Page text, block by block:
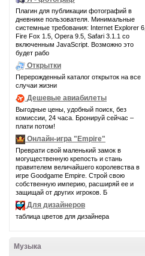
Плагин для публикации фотографий в
дневнике пользователя. Минимальные
системные требования: Internet Explorer 6,
Fire Fox 1.5, Opera 9.5, Safari 3.1.1 со
включенным JavaScript. Возможно это
будет рабо
Открытки
Перерожденный каталог открыток на все
случаи жизни
Дешевые авиабилеты
Выгодные цены, удобный поиск, без
комиссии, 24 часа. Бронируй сейчас –
плати потом!
Онлайн-игра "Empire"
Преврати свой маленький замок в
могущественную крепость и стань
правителем величайшего королевства в
игре Goodgame Empire. Строй свою
собственную империю, расширяй ее и
защищай от других игроков. Б
Для дизайнеров
таблица цветов для дизайнера
Музыка